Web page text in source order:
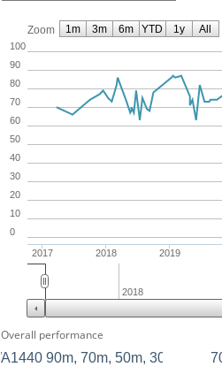
Zoom
2017 2018 2019
0
10
20
30
40
50
60
70
80
90
100
2018
1m 3m 6m YTD 1y All
Overall performance
90m, 70m, 50m, 30m